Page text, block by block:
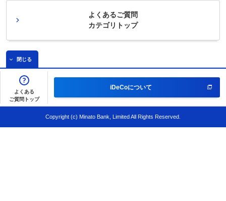
よくあるご質問
カテゴリトップ
閉じる
よくある
ご質問トップ
iDeCoについて
Copyright (c) Minato Bank, Limited All Rights Reserved.